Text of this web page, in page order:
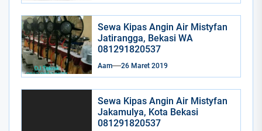
Sewa Kipas Angin Air Mistyfan
Jatirangga, Bekasi WA
081291820537
Aam 26 Maret 2019
Sewa Kipas Angin Air Mistyfan
Jakamulya, Kota Bekasi
081291820537